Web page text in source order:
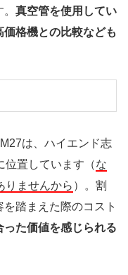
真空管を使用してい
格機との比較なども
は、ハイエンド志
位置しています（な
りませんから ）。割
踏まえた際のコスト
った価値を感じられる